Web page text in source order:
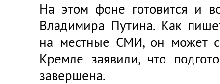
На этом фоне готовится и
Владимира Путина. Как
на местные СМИ, он может
Кремле заявили, что
завершена.